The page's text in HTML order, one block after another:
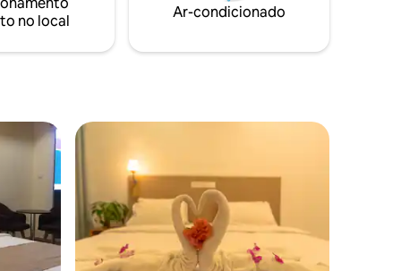
e
de 70 minutos de Malé ou um voo de 1,5
horas de Colombo para o Aeroporto
no local
Ar-condicionado